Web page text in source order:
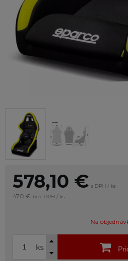
578,10 € s DPH / ks
470 € bez DPH / ks
Na
ks